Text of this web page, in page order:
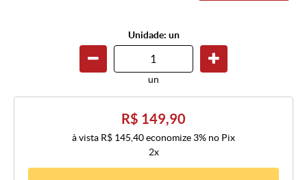
Unidade: un
un
R$ 149,90
à vista R$ 145,40economize 3% no Pix
2x